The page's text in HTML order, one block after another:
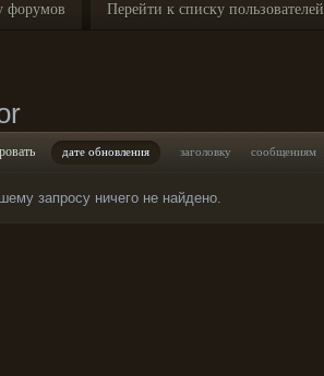
форумов Перейти к списку пользователей
дате обновления заголовку сообщениям
запросу ничего не найдено.